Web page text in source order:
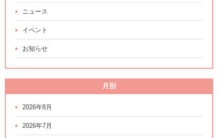
ニュース
イベント
お知らせ
月別
2026年8月
2026年7月